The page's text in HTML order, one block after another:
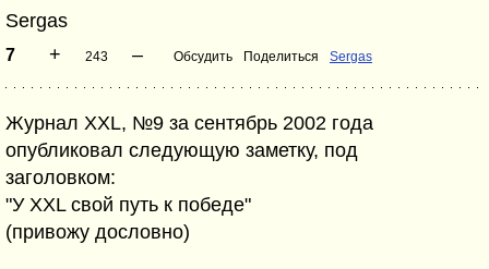
Sergas
7 + 243 – Обсудить Поделиться Sergas
Журнал XXL, №9 за сентябрь 2002 года
опубликовал следующую заметку, под
заголовком:
"У XXL свой путь к победе"
(привожу дословно)